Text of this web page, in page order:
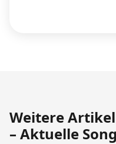
Weitere
– Aktuelle